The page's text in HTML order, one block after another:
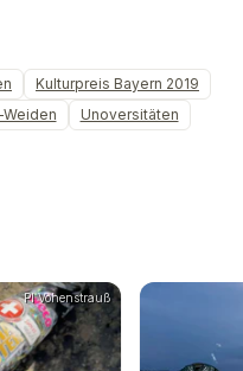
Kulturpreis Bayern 2019
Unoversitäten
PI Vohenstrauß